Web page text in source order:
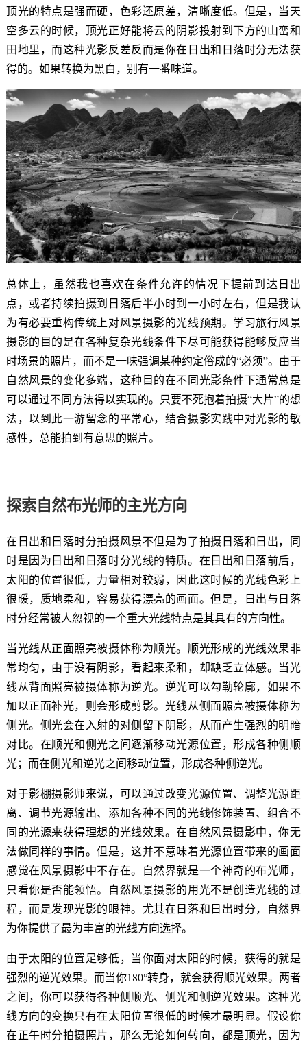
顶光的特点是强而硬，色彩还原差，清晰度低。但是，当天
空多云的时候，顶光正好能将云的阴影投射到下方的山峦和
田地里，而这种光影反差反而是你在日出和日落时分无法获
得的。如果转换为黑白，别有一番味道。
总体上，虽然我也喜欢在条件允许的情况下提前到达日出
点，或者持续拍摄到日落后半小时到一小时左右，但是我认
为有必要重构传统上对风景摄影的光线预期。学习旅行风景
摄影的目的是在各种复杂光线条件下尽可能获得能够反应当
时场景的照片，而不是一味强调某种约定俗成的“必须”。由于
自然风景的变化多端，这种目的在不同光影条件下通常总是
可以通过不同方法得以实现的。只要不死抱着拍摄“大片”的想
法，以到此一游留念的平常心，结合摄影实践中对光影的敏
感性，总能拍到有意思的照片。
探索自然布光师的主光方向
在日出和日落时分拍摄风景不但是为了拍摄日落和日出，同
时是因为日出和日落时分光线的特质。在日出和日落前后，
太阳的位置很低，力量相对较弱，因此这时候的光线色彩上
很暖，质地柔和，容易获得漂亮的画面。但是，日出与日落
时分经常被人忽视的一个重大光线特点是其具有的方向性。
当光线从正面照亮被摄体称为顺光。顺光形成的光线效果非
常均匀，由于没有阴影，看起来柔和，却缺乏立体感。当光
线从背面照亮被摄体称为逆光。逆光可以勾勒轮廓，如果不
加以正面补光，则会形成剪影。光线从侧面照亮被摄体称为
侧光。侧光会在入射的对侧留下阴影，从而产生强烈的明暗
对比。在顺光和侧光之间逐渐移动光源位置，形成各种侧顺
光；而在侧光和逆光之间移动位置，形成各种侧逆光。
对于影棚摄影师来说，可以通过改变光源位置、调整光源距
离、调节光源输出、添加各种不同的光线修饰装置、组合不
同的光源来获得理想的光线效果。在自然风景摄影中，你无
法做同样的事情。但是，这并不意味着光源位置带来的画面
感觉在风景摄影中不存在。自然界就是一个神奇的布光师，
只看你是否能领悟。自然风景摄影的用光不是创造光线的过
程，而是发现光影的眼神。尤其在日落和日出时分，自然界
为你提供了最为丰富的光线方向选择。
由于太阳的位置足够低，当你面对太阳的时候，获得的就是
强烈的逆光效果。而当你180°转身，就会获得顺光效果。两者
之间，你可以获得各种侧顺光、侧光和侧逆光效果。这种光
线方向的变换只有在太阳位置很低的时候才最明显。假设你
在正午时分拍摄照片，那么无论如何转向，都是顶光，因为